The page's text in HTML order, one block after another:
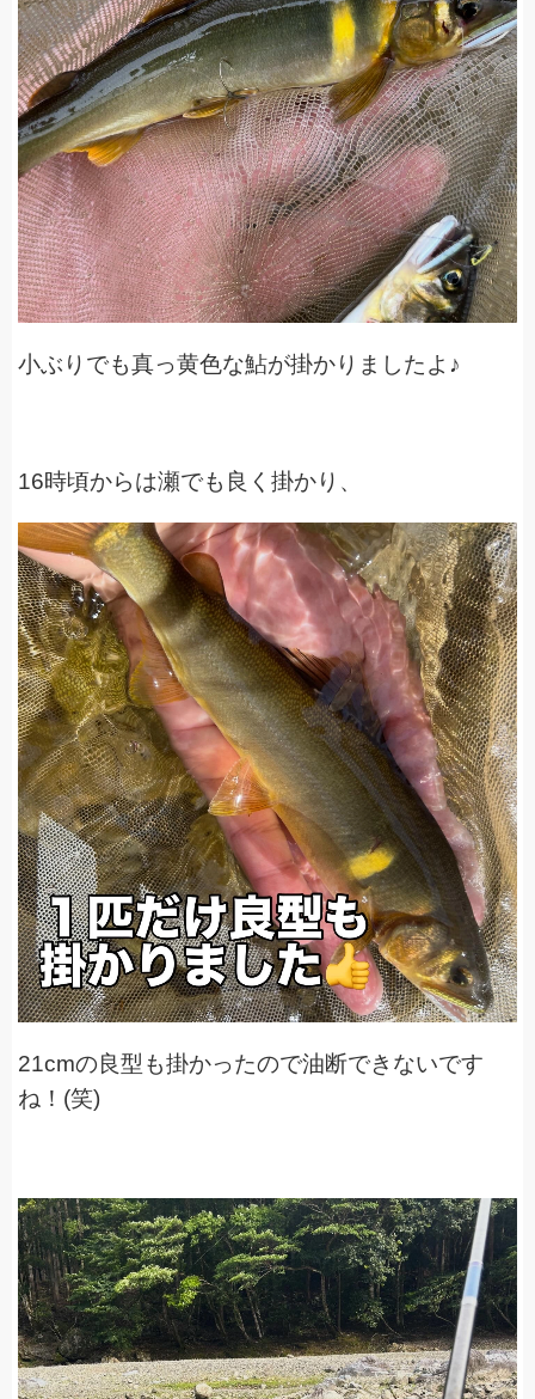
小ぶりでも真っ黄色な鮎が掛かりましたよ♪
16時頃からは瀬でも良く掛かり、
21cmの良型も掛かったので油断できないです
ね！(笑)